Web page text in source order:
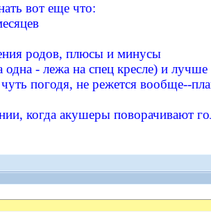
вот еще что:
родов, плюсы и минусы
- лежа на спец кресле) и лучше
погодя, не режется вообще--
когда акушеры поворачивают